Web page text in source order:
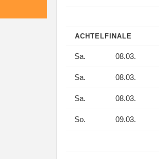
ACHTELFINALE
Sa. 08.03.
Sa. 08.03.
Sa. 08.03.
So. 09.03.